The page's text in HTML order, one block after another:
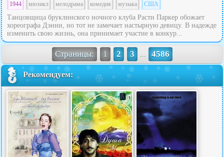
1944 мюзикл мелодрама комедия музыка США
Танцовщица бруклинского ночного клуба Расти Паркер обожает
хореографа Дэнни, но тот не замечает настырную девицу. В надежде
изменить свою жизнь, она принимает участие в конкур...
Страницы: 1 2 3 ... 4586
Рекомендуем: